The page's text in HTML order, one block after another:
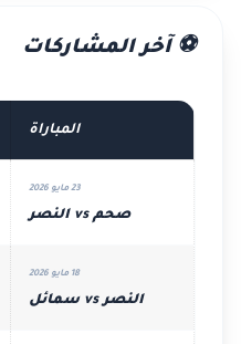
⚽ آخر المشاركات
المباراة
23 مايو 2026
صحم vs النصر
18 مايو 2026
النصر vs سمائل